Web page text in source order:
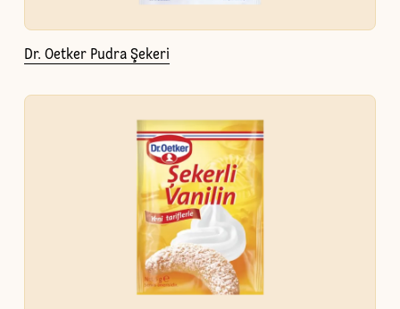
Dr. Oetker Pudra Şekeri